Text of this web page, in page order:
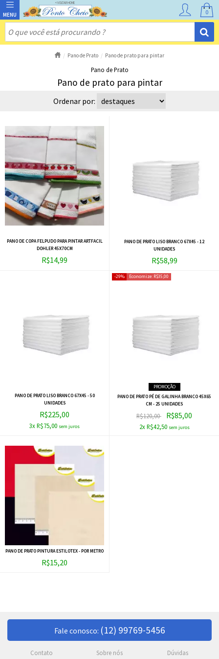
0
Pano de Prato Pano de prato para pintar
Pano de Prato
Pano de prato para pintar
Ordenar por:
PANO DE COPA FELPUDO PARA PINTAR ARTFACIL
DOHLER 45X70CM
R$14,99
PANO DE PRATO LISO BRANCO 67X45 - 12
UNIDADES
R$58,99
PANO DE PRATO LISO BRANCO 67X45 - 50
UNIDADES
R$225,00
3x R$75,00
PROMOÇÃO
PANO DE PRATO PÉ DE GALINHA BRANCO 45X65
CM - 25 UNIDADES
R$120,00 R$85,00
Economize: R$35,00
2x R$42,50
29%
PANO DE PRATO PINTURA ESTILOTEX - POR METRO
R$15,20
Fale conosco: (12) 99769-5456
Contato Sobre nós Dúvidas